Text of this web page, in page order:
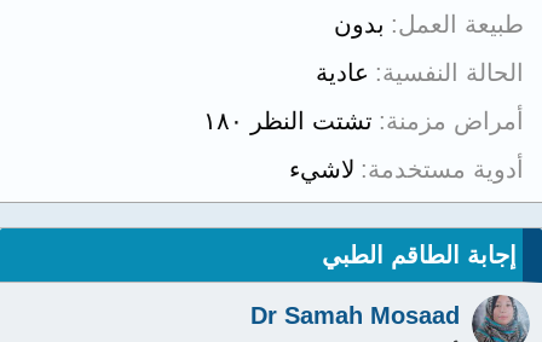
طبيعة العمل
بدون
الحالة النفسية
عادية
أمراض مزمنة تشتت النظر ١٨٠
أدوية مستخدمة لاشيء
إجابة الطاقم الطبي
Dr Samah Mosaad